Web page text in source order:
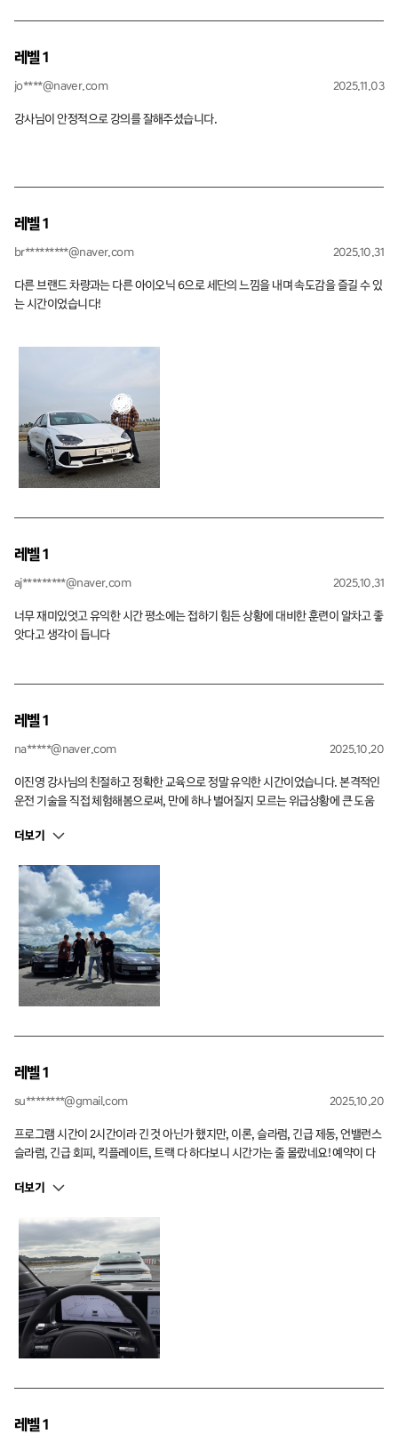
레벨 1
jo****@naver.com 2025.11.03
강사님이 안정적으로 강의를 잘해주셨습니다.
레벨 1
br*********@naver.com 2025.10.31
다른 브랜드 차량과는 다른 아이오닉 6으로 세단의 느낌을 내며 속도감을 즐길 수 있
는 시간이었습니다!
레벨 1
aj*********@naver.com 2025.10.31
너무 재미있엇고 유익한 시간 평소에는 접하기 힘든 상황에 대비한 훈련이 알차고 좋
앗다고 생각이 듭니다
레벨 1
na*****@naver.com 2025.10.20
이진영 강사님의 친절하고 정확한 교육으로 정말 유익한 시간이었습니다. 본격적인
운전 기술을 직접 체험해봄으로써, 만에 하나 벌어질지 모르는 위급상황에 큰 도움
더보기
레벨 1
su********@gmail.com 2025.10.20
프로그램 시간이 2시간이라 긴 것 아닌가 했지만, 이론, 슬라럼, 긴급 제동, 언밸런스
슬라럼, 긴급 회피, 킥플레이트, 트랙 다 하다보니 시간가는 줄 몰랐네요! 예약이 다
더보기
레벨 1